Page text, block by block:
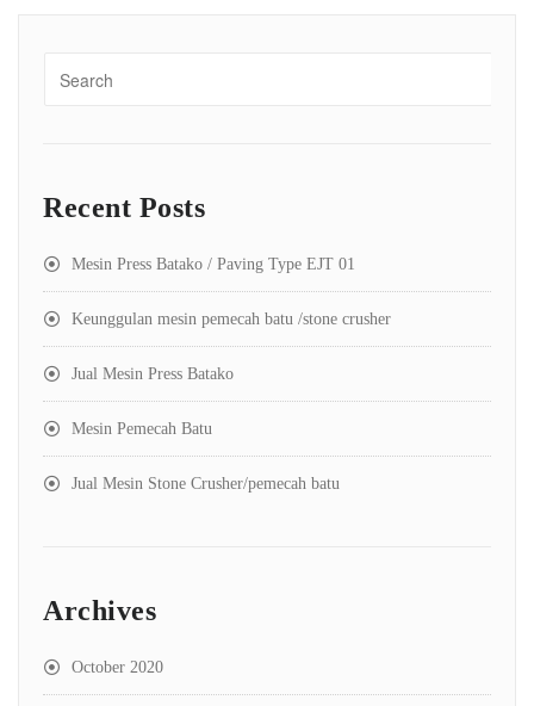
Recent Posts
Mesin Press Batako / Paving Type EJT 01
Keunggulan mesin pemecah batu /stone crusher
Jual Mesin Press Batako
Mesin Pemecah Batu
Jual Mesin Stone Crusher/pemecah batu
Archives
October 2020